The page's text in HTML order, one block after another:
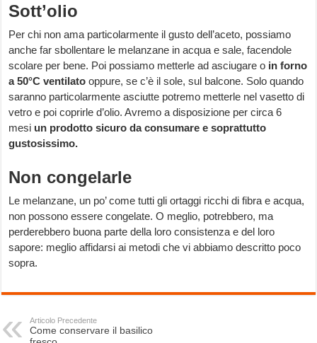
Sott’olio
Per chi non ama particolarmente il gusto dell’aceto, possiamo
anche far sbollentare le melanzane in acqua e sale, facendole
scolare per bene. Poi possiamo metterle ad asciugare o in forno
a 50°C ventilatooppure, se c’è il sole, sul balcone. Solo quando
saranno particolarmente asciutte potremo metterle nel vasetto di
vetro e poi coprirle d’olio. Avremo a disposizione per circa 6
mesi un prodotto sicuro da consumare e soprattutto
gustosissimo.
Non congelarle
Le melanzane, un po’ come tutti gli ortaggi ricchi di fibra e acqua,
non possono essere congelate. O meglio, potrebbero, ma
perderebbero buona parte della loro consistenza e del loro
sapore: meglio affidarsi ai metodi che vi abbiamo descritto poco
sopra.
Articolo Precedente
Come conservare il basilico